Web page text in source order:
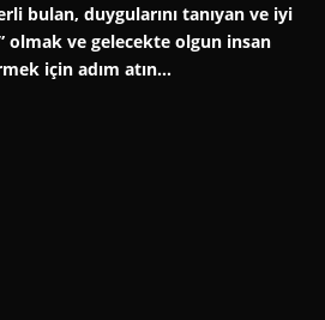
bulan, duygularını tanıyan ve iyi
olmak ve gelecekte olgun insan
için adım atın…